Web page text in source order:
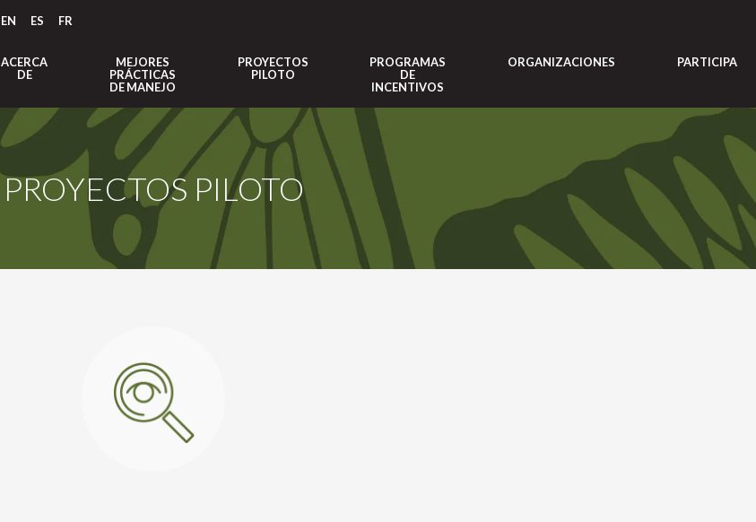
EN ES FR
ACERCA
DE
MEJORES
PRÁCTICAS
DE MANEJO
PROYECTOS
PILOTO
PROGRAMAS
DE
INCENTIVOS
ORGANIZACIONES PARTICIPA
PROYECTOS PILOTO